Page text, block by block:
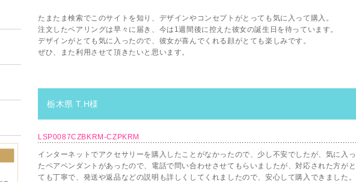
たまたま検索でこのサイトを知り、デザインやコンセプトがとっても気に入って購入。
注文したペアリングは早々に届き、今は1週間後に控えた彼女の誕生日を待っています。
デザインがとても気に入ったので、彼女が喜んでくれる顔がとても楽しみです。
ぜひ、また利用させて頂きたいと思います。
栃木県 T.H様
LSP0087CZBKRM-CZPKRM
インターネットでアクセサリーを購入したことがなかったので、少し不安でしたが、気に入っ
たペアペンダントがあったので、電話で問い合わせさせてもらいましたが、対応された方がと
ても丁寧で、発送や返品などの説明も詳しくしてくれましたので、安心して購入できました。